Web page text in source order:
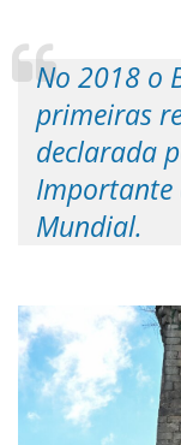
No 2018 o
primeiras
declarada
Importante
Mundial.